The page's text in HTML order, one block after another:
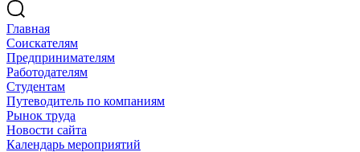
Главная
Соискателям
Предпринимателям
Работодателям
Студентам
Путеводитель по компаниям
Рынок труда
Новости сайта
Календарь мероприятий